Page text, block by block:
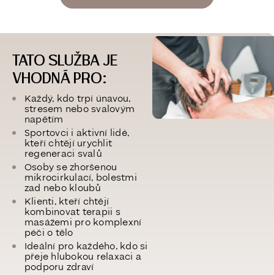
TATO SLUŽBA JE
VHODNÁ PRO:
Každý, kdo trpí únavou,
stresem nebo svalovým
napětím
Sportovci i aktivní lidé,
kteří chtějí urychlit
regeneraci svalů
Osoby sezhoršenou
mikrocirkulací, bolestmi
zad nebo kloubů
Klienti, kteří chtějí
kombinovat terapii s
masážemi pro komplexní
péči o tělo
Ideální pro každého, kdo si
přeje hlubokou relaxaci a
podporu zdraví